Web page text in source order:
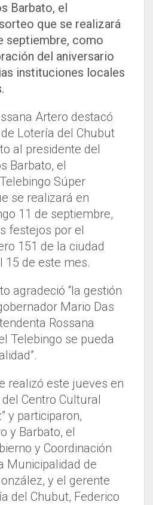
Barbato, el
que se realizará
septiembre, como
del aniversario
instituciones locales
Artero destacó
de Lotería del Chubut
al presidente del
Barbato, el
Súper
se realizará en
11 de septiembre,
festejos por el
151 de la ciudad
15 de este mes.
agradeció “la gestión
Mario Das
Rossana
Telebingo se pueda
realizó este jueves en
Centro Cultural
y participaron,
y Barbato, el
y Coordinación
Municipalidad de
y el gerente
del Chubut, Federico